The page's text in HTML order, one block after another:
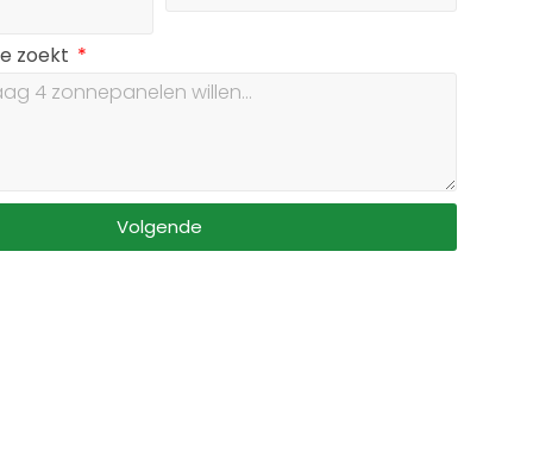
zoekt
Volgende